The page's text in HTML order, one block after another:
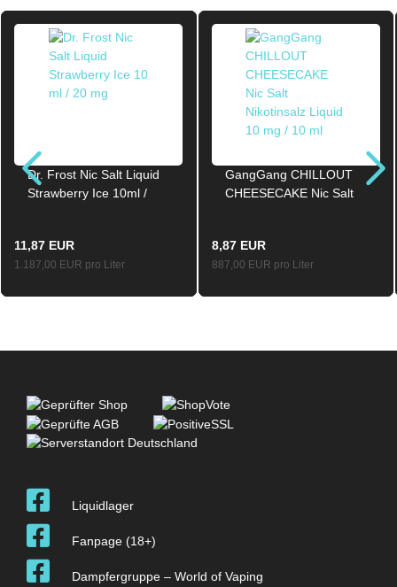
Dr. Frost Nic Salt Liquid
Strawberry Ice 10ml /
11,87 EUR
1.187,00 EUR pro Liter
GangGang CHILLOUT
CHEESECAKE Nic Salt
8,87 EUR
887,00 EUR pro Liter
Liquidlager
Fanpage (18+)
Dampfergruppe – World of Vaping